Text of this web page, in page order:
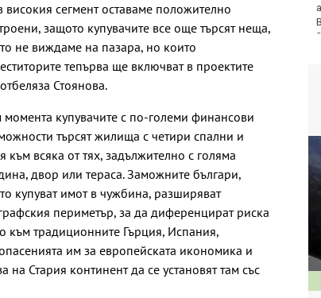
високия сегмент оставаме положително
защото купувачите все още търсят неща,
не виждаме на пазара, но които
тепърва ще включват в проектите
отбеляза Стоянова.
момента купувачите с по-големи финансови
търсят жилища с четири спални и
към всяка от тях, задължително с голяма
двор или тераса. Заможните българи,
купуват имот в чужбина, разширяват
периметър, за да диференцират риска
към традиционните Гърция, Испания,
им за европейската икономика и
Стария континент да се установят там със
варненци